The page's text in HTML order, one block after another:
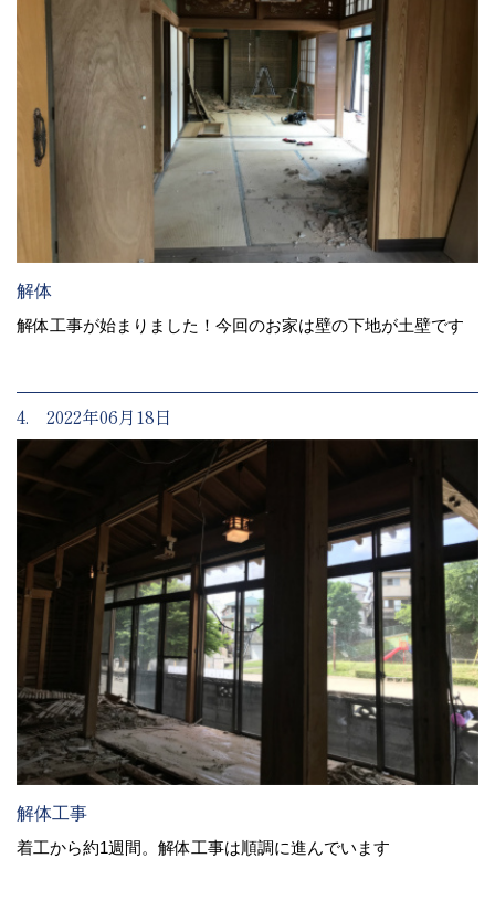
解体
解体工事が始まりました！今回のお家は壁の下地が土壁です
4. 2022年06月18日
解体工事
着工から約1週間。解体工事は順調に進んでいます